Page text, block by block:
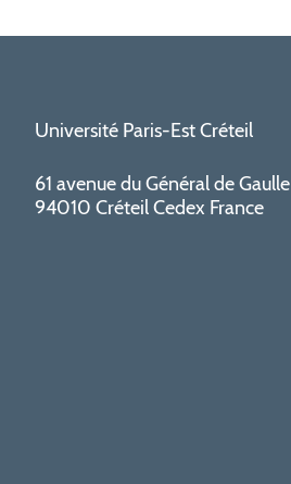
Université Paris-Est Créteil
61 avenue du Général de Gaulle
94010 Créteil Cedex France